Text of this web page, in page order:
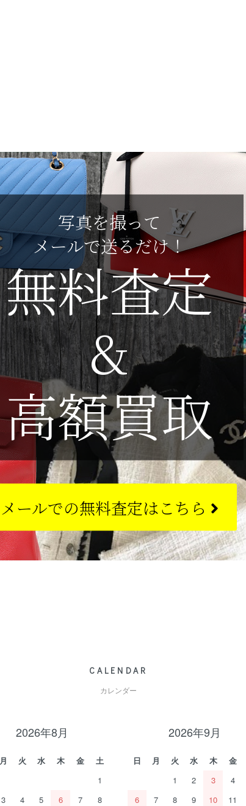
写真を撮って
メールで送るだけ！
無料査定
&
高額買取
メールでの無料査定はこちら
CALENDAR
カレンダー
2026年8月
月 火 水 木 金
土
1
3 4 5 6 7
8
2026年9月
日 月 火 水 木 金
1
2 3 4
6
7 8 9 10 11